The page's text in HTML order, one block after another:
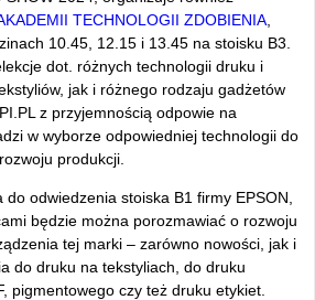
TECHNOLOGII ZDOBIENIA
10.45, 12.15 i 13.45 na stoisku B3.
dot. różnych technologii druku i
jak i różnego rodzaju gadżetów
z przyjemnością odpowie na
w wyborze odpowiedniej technologii do
produkcji.
odwiedzenia stoiska B1 firmy EPSON,
będzie można porozmawiać o rozwoju
tej marki – zarówno nowości, jak i
do druku na tekstyliach, do druku
pigmentowego czy też druku etykiet.